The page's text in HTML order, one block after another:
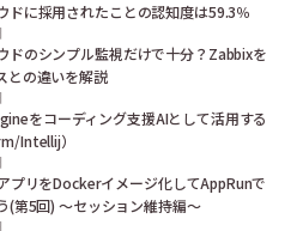
ドに採用されたことの認知度は59.3％
ドのシンプル監視だけで十分？Zabbixを
との違いを解説
をコーディング支援AIとして活用する
Intellij）
プリをDockerイメージ化してAppRunで
(第5回) ～セッション維持編～